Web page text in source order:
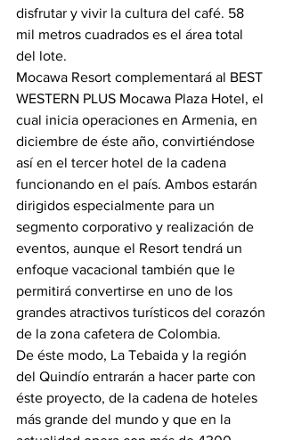
disfrutar y vivir la cultura del café. 58
mil metros cuadrados es el área total
del lote.
Mocawa Resort complementará al BEST
WESTERN PLUS Mocawa Plaza Hotel, el
cual inicia operaciones en Armenia, en
diciembre de éste año, convirtiéndose
así en el tercer hotel de la cadena
funcionando en el país. Ambos estarán
dirigidos especialmente para un
segmento corporativo y realización de
eventos, aunque el Resort tendrá un
enfoque vacacional también que le
permitirá convertirse en uno de los
grandes atractivos turísticos del corazón
de la zona cafetera de Colombia.
De éste modo, La Tebaida y la región
del Quindío entrarán a hacer parte con
éste proyecto, de la cadena de hoteles
más grande del mundo y que en la